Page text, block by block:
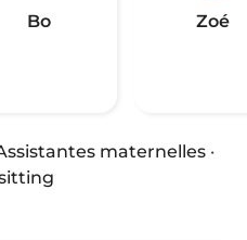
Bo Zoé
maternelles ·